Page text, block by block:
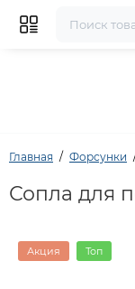
Главная Форсунки
Сопла для
Акция Топ